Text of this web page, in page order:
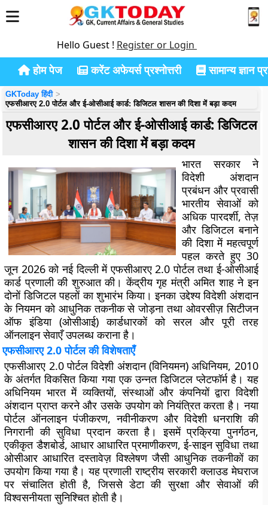
Hello Guest ! Register or Login
होम पेज करेंट अफेयर्स प्रश्नोत्तरी सामान्य ज्ञान
GKToday हिंदी
एफसीआरए 2.0 पोर्टल और ई-ओसीआई कार्ड: डिजिटल शासन की दिशा में बड़ा कदम
एफसीआरए 2.0 पोर्टल और ई-ओसीआई कार्ड: डिजिटल
शासन की दिशा में बड़ा कदम
भारत सरकार ने
विदेशी अंशदान
प्रबंधन और प्रवासी
भारतीय सेवाओं को
अधिक पारदर्शी, तेज़
और डिजिटल बनाने
की दिशा में महत्वपूर्ण
पहल करते हुए 30
जून 2026 को नई दिल्ली मेंएफसीआरए 2.0 पोर्टलतथाई-ओसीआई
कार्डप्रणाली की शुरुआत की। केंद्रीय गृह मंत्रीअमित शाहने इन
दोनों डिजिटल पहलों का शुभारंभ किया। इनका उद्देश्य विदेशी अंशदान
के नियमन को आधुनिक तकनीक से जोड़ना तथा ओवरसीज़ सिटीजन
ऑफ इंडिया (ओसीआई) कार्डधारकों को सरल और पूरी तरह
ऑनलाइन सेवाएँ उपलब्ध कराना है।
एफसीआरए 2.0 पोर्टल की विशेषताएँ
एफसीआरए 2.0 पोर्टलविदेशी अंशदान (विनियमन) अधिनियम, 2010
के अंतर्गत विकसित किया गया एक उन्नत डिजिटल प्लेटफॉर्म है। यह
अधिनियम भारत में व्यक्तियों, संस्थाओं और कंपनियों द्वारा विदेशी
अंशदान प्राप्त करने और उसके उपयोग को नियंत्रित करता है। नया
पोर्टल ऑनलाइन पंजीकरण, नवीनीकरण और विदेशी धनराशि की
निगरानी की सुविधा प्रदान करता है। इसमें प्रक्रिया पुनर्गठन,
एकीकृत डैशबोर्ड, आधार आधारित प्रमाणीकरण, ई-साइन सुविधा तथा
ओसीआर आधारित दस्तावेज़ विश्लेषण जैसी आधुनिक तकनीकों का
उपयोग किया गया है। यह प्रणाली राष्ट्रीय सरकारी क्लाउडमेघराज
पर संचालित होती है, जिससे डेटा की सुरक्षा और सेवाओं की
विश्वसनीयता सुनिश्चित होती है।